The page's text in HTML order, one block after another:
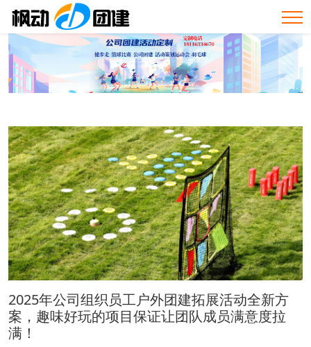
2025年公司组织员工户外团建拓展活动全新方
案，趣味好玩的项目保证让团队成员满意度拉
满！